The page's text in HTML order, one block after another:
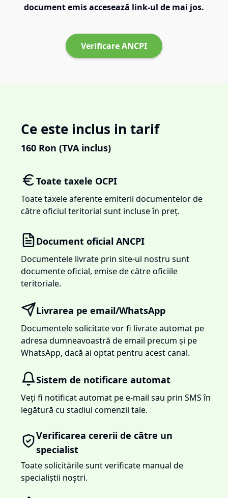
document emis accesează link-ul de mai jos.
Verificare ANCPI
Ce este inclus in tarif
160 Ron (TVA inclus)
Toate taxele OCPI
Toate taxele aferente emiterii documentelor de
către oficiul teritorial sunt incluse în preț.
Document oficial ANCPI
Documentele livrate prin site-ul nostru sunt
documente oficial, emise de către oficiile
teritoriale.
Livrarea pe email/WhatsApp
Documentele solicitate vor fi livrate automat pe
adresa dumneavoastră de email precum și pe
WhatsApp, dacă ai optat pentru acest canal.
Sistem de notificare automat
Veți fi notificat automat pe e-mail sau prin SMS în
legătură cu stadiul comenzii tale.
Verificarea cererii de către un
specialist
Toate solicitările sunt verificate manual de
specialiștii noștri.